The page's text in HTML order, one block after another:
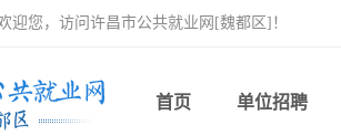
迎您，访问许昌市公共就业网[魏都区]！
首页 单位招聘